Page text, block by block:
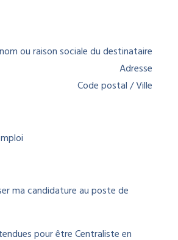
ou raison sociale du destinataire
Adresse
Code postal / Ville
ma candidature au poste de
pour être Centraliste en